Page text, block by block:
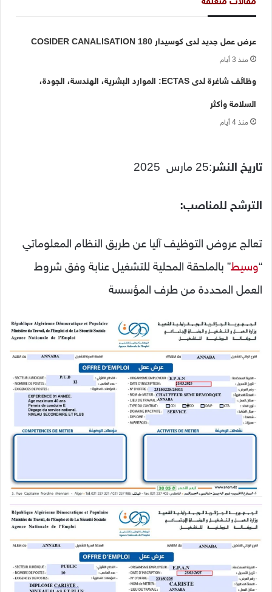
عرض عمل جديد لدى كوسيدار COSIDER CANALISATION 180
منذ 3 أيام
وظائف شاغرة لدى ECTAS: الموارد البشرية، الهندسة، الجودة،
السلامة وأكثر
منذ 4 أيام
تاريخ النشر:25 مارس 2025
الترشح للمناصب:
تعالج عروض التوظيف آليا عن طريق النظام المعلوماتي
“وسيط” بالملحقة المحلية للتشغيل عنابة وفق شروط
العمل المحددة من طرف المؤسسة